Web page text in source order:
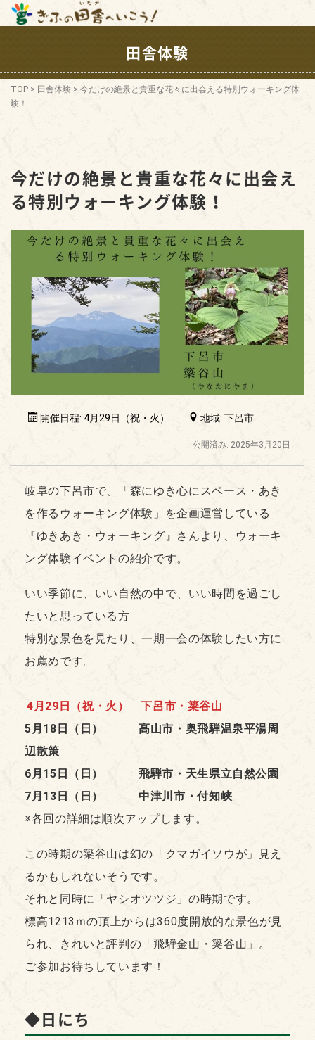
田舎体験
TOP > 田舎体験 > 今だけの絶景と貴重な花々に出会える特別ウォーキング体
験！
今だけの絶景と貴重な花々に出会え
る特別ウォーキング体験！
開催日程: 4月29日（祝・火） 地域: 下呂市
公開済み: 2025年3月20日
岐阜の下呂市で、「森にゆき心にスペース・あき
を作るウォーキング体験」を企画運営している
『ゆきあき・ウォーキング』さんより、ウォーキ
ング体験イベントの紹介です。
いい季節に、いい自然の中で、いい時間を過ごし
たいと思っている方
特別な景色を見たり、一期一会の体験したい方に
お薦めです。
4月29日（祝・火） 下呂市・簗谷山
5月18日（日） 高山市・奥飛騨温泉平湯周
辺散策
6月15日（日） 飛騨市・天生県立自然公園
7月13日（日） 中津川市・付知峡
※各回の詳細は順次アップします。
この時期の簗谷山は幻の「クマガイソウが」見え
るかもしれないそうです。
それと同時に「ヤシオツツジ」の時期です。
標高1213ｍの頂上からは360度開放的な景色が見
られ、きれいと評判の「飛騨金山・簗谷山」。
ご参加お待ちしています！
◆日にち